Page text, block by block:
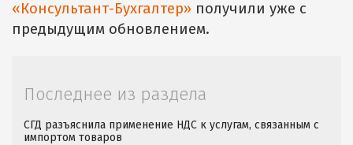
«Консультант-Бухгалтер» получили уже с
предыдущим обновлением.
Последнее из раздела
СГД разъяснила применение НДС к услугам, связанным с
импортом товаров